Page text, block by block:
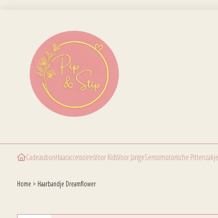
CadeaubonHaaraccessoiresVoor KidsVoor JarigeSensomotorische
Home > Haarbandje Dreamflower